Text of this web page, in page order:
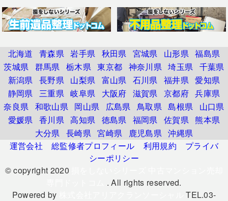
北海道 青森県 岩手県 秋田県 宮城県 山形県 福島県
茨城県 群馬県 栃木県 東京都 神奈川県 埼玉県 千葉県
新潟県 長野県 山梨県 富山県 石川県 福井県 愛知県
静岡県 三重県 岐阜県 大阪府 滋賀県 京都府 兵庫県
奈良県 和歌山県 岡山県 広島県 鳥取県 島根県
山口県
愛媛県 香川県 高知県 徳島県 福岡県 佐賀県 熊本県
大分県 長崎県 宮崎県 鹿児島県 沖縄県
運営会社
総監修者プロフィール 利用規約
プライバ
シーポリシー
© copyright 2020
. All rights reserved.
Powered by
TEL.03-